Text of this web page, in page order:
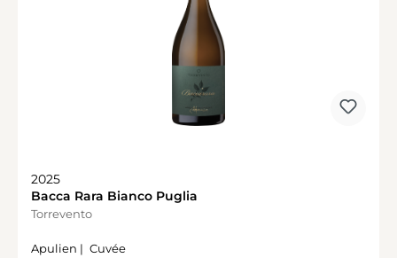
2025
Bacca Rara Bianco Puglia
Torrevento
Apulien | Cuvée